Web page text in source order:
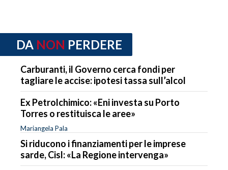
DA NON PERDERE
Carburanti, il Governo cerca fondi per
tagliare le accise: ipotesi tassa sull’alcol
Ex Petrolchimico: «Eni investa su Porto
Torres o restituisca le aree»
Mariangela Pala
Si riducono i finanziamenti per le imprese
sarde, Cisl: «La Regione intervenga»